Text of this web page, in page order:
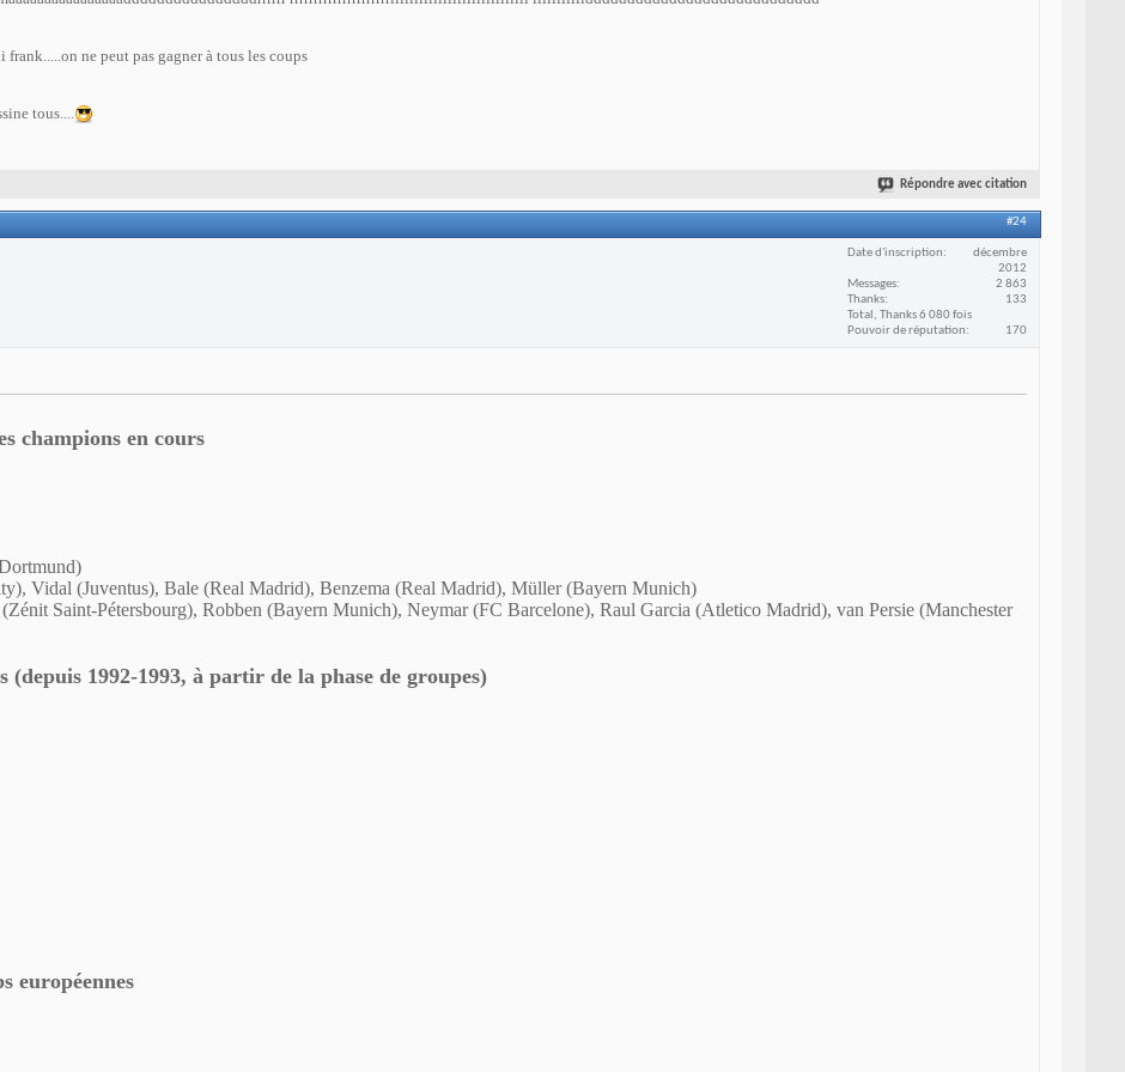
frank.....on ne peut pas gagner à tous les coups
tous....
Répondre avec citation
#24
Date d'inscription
décembre
2012
Messages
2 863
Thanks
133
Total, Thanks 6 080 fois
Pouvoir de réputation
170
champions en cours
Vidal (Juventus), Bale (Real Madrid), Benzema (Real Madrid), Müller (Bayern Munich)
Saint-Pétersbourg), Robben (Bayern Munich), Neymar (FC Barcelone), Raul Garcia (Atletico Madrid), van Persie (Manchester
1992-1993, à partir de la phase de groupes)
européennes